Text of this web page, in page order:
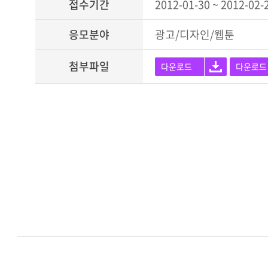
접수기간
2012-01-30 ~ 2012-02-
응모분야
광고/디자인/웹툰
첨부파일
다운로드 다운로드